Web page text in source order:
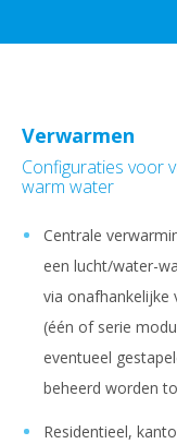
Verwarmen
Configuraties voor
warm water
Centrale
een lucht/water-
via
(één of serie
eventueel
beheerd worden
Residentieel,